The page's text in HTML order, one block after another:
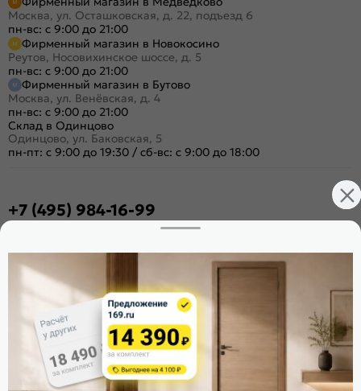
Москва, ул. Осташковская, д. 22, подъезд 6
пн-вс: с 9:00 до 21:00
Фирменный магазин в Новокосино
Реутов, Носовихинское шоссе, д. 5
пн-вс: с 9:00 до 21:00
Фирменный магазин в Бутово
Москва, ул. Венёвская, д. 4
пн-вс: с 9:00 до 21:00
Склад в Одинцово
Одинцово, ул. Баковская, 5
пн-пт: с 9:00 до 19:30 / сб-вс: с 9:00 до 18:00
+7 (495) 984-16-99
Поделиться
Оцените магазин